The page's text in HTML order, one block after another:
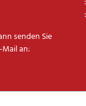
senden Sie
an: